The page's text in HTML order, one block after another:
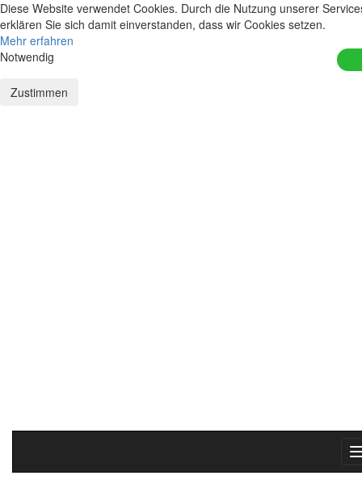
Diese Website verwendet Cookies. Durch die Nutzung unserer
erklären Sie sich damit einverstanden, dass wir Cookies setzen.
Mehr erfahren
Notwendig
Zustimmen